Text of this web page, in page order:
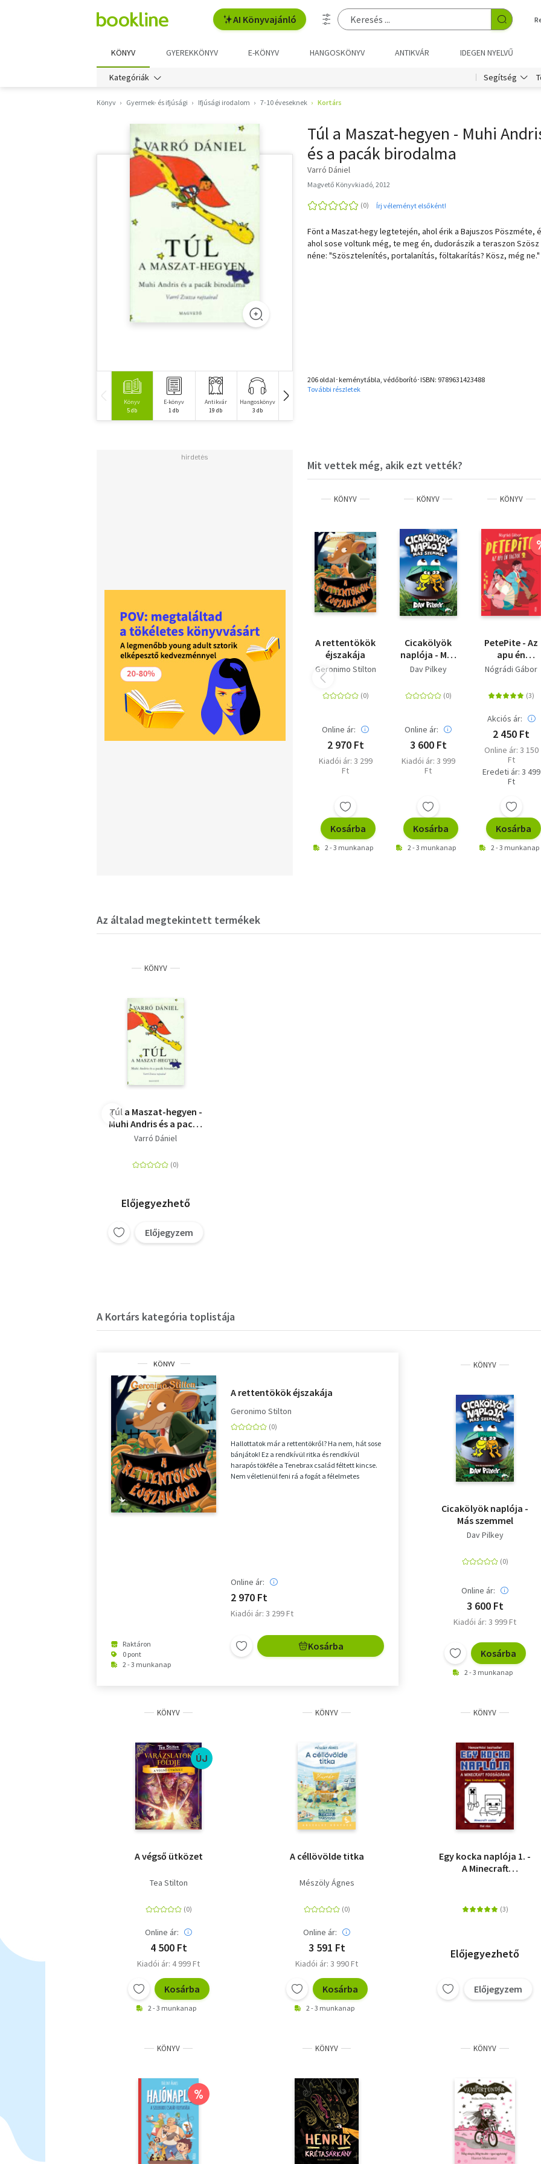
AI Könyvajánló
KÖNYV GYEREKKÖNYV E-KÖNYV HANGOSKÖNYV ANTIKVÁR IDEGEN NYELVŰ
Kategóriák Segítség
Könyv Gyermek- és ifjúsági Ifjúsági irodalom 7-10 éveseknek Kortárs
Könyv
5 db
E-könyv
1 db
Antikvár
19 db
Hangoskönyv
3 db
Túl a Maszat-hegyen - Muhi
és a pacák birodalma
Varró Dániel
Magvető Könyvkiadó, 2012
Írj véleményt elsőként!
Fönt a Maszat-hegy legtetején, ahol érik a Bajuszos Pöszméte,
ahol sose voltunk még, te meg én, dudorászik a teraszon Szösz
néne: "Szösztelenítés, portalanítás, föltakarítás? Kösz, még ne."
206 oldal･keménytábla, védőborító･ISBN: 9789631423488
További részletek
Mit vettek még, akik ezt vették?
KÖNYV
A rettentökök
éjszakája
Geronimo Stilton
Online ár:
2 970 Ft
Kiadói ár: 3 299
Ft
Kosárba
2 - 3 munkanap
KÖNYV
Cicakölyök
naplója - Más
szemmel
Dav Pilkey
Online ár:
3 600 Ft
Kiadói ár: 3 999
Ft
Kosárba
2 - 3 munkanap
KÖNYV
PetePite - Az
apu én
vagyok
Nógrádi Gábor
Akciós ár:
2 450 Ft
Online ár: 3 150
Ft
Eredeti ár: 3 499
Ft
Kosárba
2 - 3 munkanap
Az általad megtekintett termékek
KÖNYV
Túl a Maszat-hegyen -
Muhi Andris és a pacák
birodalma
Varró Dániel
Előjegyezhető
Előjegyzem
A Kortárs kategória toplistája
KÖNYV
Raktáron
0 pont
2 - 3 munkanap
A rettentökök éjszakája
Geronimo Stilton
Hallottatok már a rettentökről? Ha nem, hát sose
bánjátok! Ez a rendkívül ritka és rendkívül
harapós tökféle a Tenebrax család féltett kincse.
Nem véletlenül feni rá a fogát a félelmetes
Online ár:
2 970 Ft
Kiadói ár: 3 299 Ft
Kosárba
KÖNYV
Cicakölyök naplója -
Más szemmel
Dav Pilkey
Online ár:
3 600 Ft
Kiadói ár: 3 999 Ft
Kosárba
2 - 3 munkanap
KÖNYV
ÚJ
A végső ütközet
Tea Stilton
Online ár:
4 500 Ft
Kiadói ár: 4 999 Ft
Kosárba
2 - 3 munkanap
KÖNYV
A céllövölde titka
Mészöly Ágnes
Online ár:
3 591 Ft
Kiadói ár: 3 990 Ft
Kosárba
2 - 3 munkanap
KÖNYV
Egy kocka naplója 1. -
A Minecraft
Előjegyezhető
Előjegyzem
KÖNYV
%
KÖNYV KÖNYV